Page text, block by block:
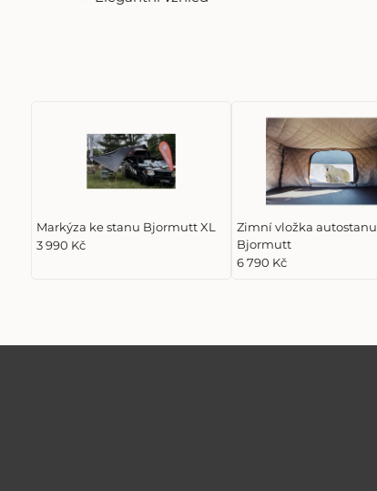
Markýza ke stanu Bjormutt XL
3 990 Kč
Zimní vložka autostanu
Bjormutt
6 790 Kč